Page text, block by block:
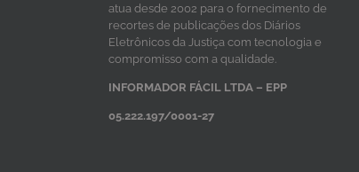
atua desde 2002 para o fornecimento de
recortes de publicações dos Diários
Eletrônicos da Justiça com tecnologia e
compromisso com a qualidade.
INFORMADOR FÁCIL LTDA – EPP
05.222.197/0001-27